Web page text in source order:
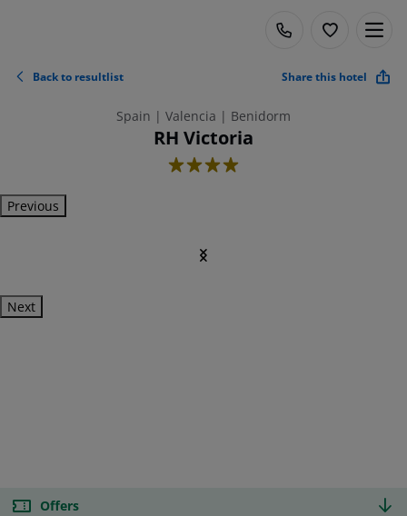
Back to resultlist Share this hotel
Spain | Valencia | Benidorm
RH Victoria
4
Previous
Next
Offers